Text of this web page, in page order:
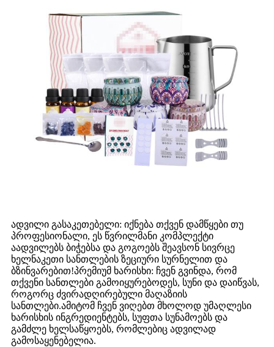
ადვილი გასაკეთებელი: იქნება თქვენ დამწყები თუ
პროფესიონალი, ეს წვრილმანი კომპლექტი
აადვილებს ბიჭებსა და გოგოებს შეავსონ სივრცე
ხელნაკეთი სანთლების ზეციური სურნელით და
ბზინვარებით!პრემიუმ ხარისხი: ჩვენ გვინდა, რომ
თქვენი სანთლები გამოიყურებოდეს, სუნი და დაიწვას,
როგორც ძვირადღირებული მაღაზიის
სანთლები.ამიტომ ჩვენ ვიღებთ მხოლოდ უმაღლესი
ხარისხის ინგრედიენტებს, სუფთა სუნამოებს და
გამძლე ხელსაწყოებს, რომლებიც ადვილად
გამოსაყენებელია.